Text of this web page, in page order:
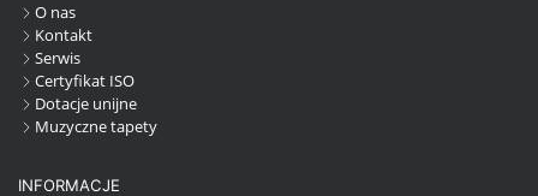
O nas
Kontakt
Serwis
Certyfikat ISO
Dotacje unijne
Muzyczne tapety
INFORMACJE